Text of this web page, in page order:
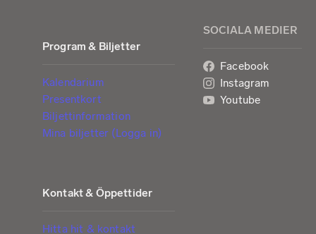
Program & Biljetter
Kalendarium
Presentkort
Biljettinformation
Mina biljetter (Logga in)
Kontakt & Öppettider
Hitta hit & kontakt
SOCIALA MEDIER
Facebook
Instagram
Youtube